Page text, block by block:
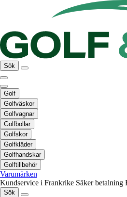
Sök
Golf
Golfväskor
Golfvagnar
Golfbollar
Golfskor
Golfkläder
Golfhandskar
Golftillbehör
Varumärken
Kundservice i Frankrike Säker betalning
Sök